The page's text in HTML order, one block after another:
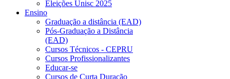
Eleições Unisc 2025
Ensino
Graduação a distância (EAD)
Pós-Graduação a Distância
(EAD)
Cursos Técnicos - CEPRU
Cursos Profissionalizantes
Educar-se
Cursos de Curta Duração